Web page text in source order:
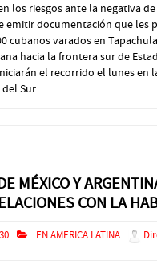
los riesgos ante la negativa de
emitir documentación que les
cubanos varados en
hacia la frontera sur de
el recorrido el lunes en
Sur...
MÉXICO Y
CON LA
EN AMERICA LATINA